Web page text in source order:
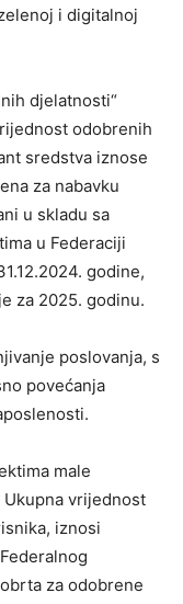
i digitalnoj
djelatnosti“
odobrenih
sredstva iznose
za nabavku
u skladu sa
u Federaciji
godine,
za 2025. godinu.
poslovanja, s
povećanja
male
Ukupna vrijednost
iznosi
za odobrene